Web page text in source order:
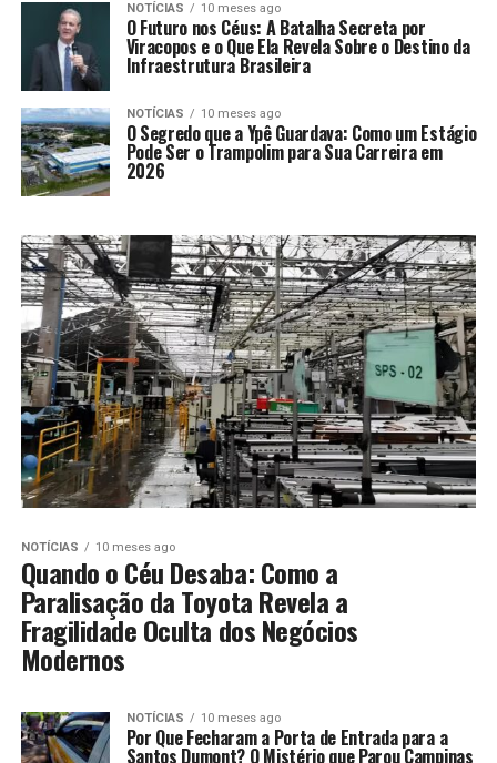
NOTÍCIAS 10 meses ago
O Futuro nos Céus: A Batalha Secreta por
Viracopos e o Que Ela Revela Sobre o Destino da
Infraestrutura Brasileira
NOTÍCIAS 10 meses ago
O Segredo que a Ypê Guardava: Como um Estágio
Pode Ser o Trampolim para Sua Carreira em
2026
NOTÍCIAS 10 meses ago
Quando o Céu Desaba: Como a
Paralisação da Toyota Revela a
Fragilidade Oculta dos Negócios
Modernos
NOTÍCIAS 10 meses ago
Por Que Fecharam a Porta de Entrada para a
Santos Dumont? O Mistério que Parou Campinas